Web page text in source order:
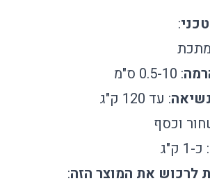
:
: 0.5-10 ס"מ
: עד 120 ק"ג
וכסף
: כ-1 ק"ג
: